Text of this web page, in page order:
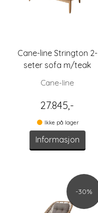
Cane-line Strington 2-
seter sofa m/teak
Cane-line
27.845,-
Ikke på lager
Informasjon
-30%